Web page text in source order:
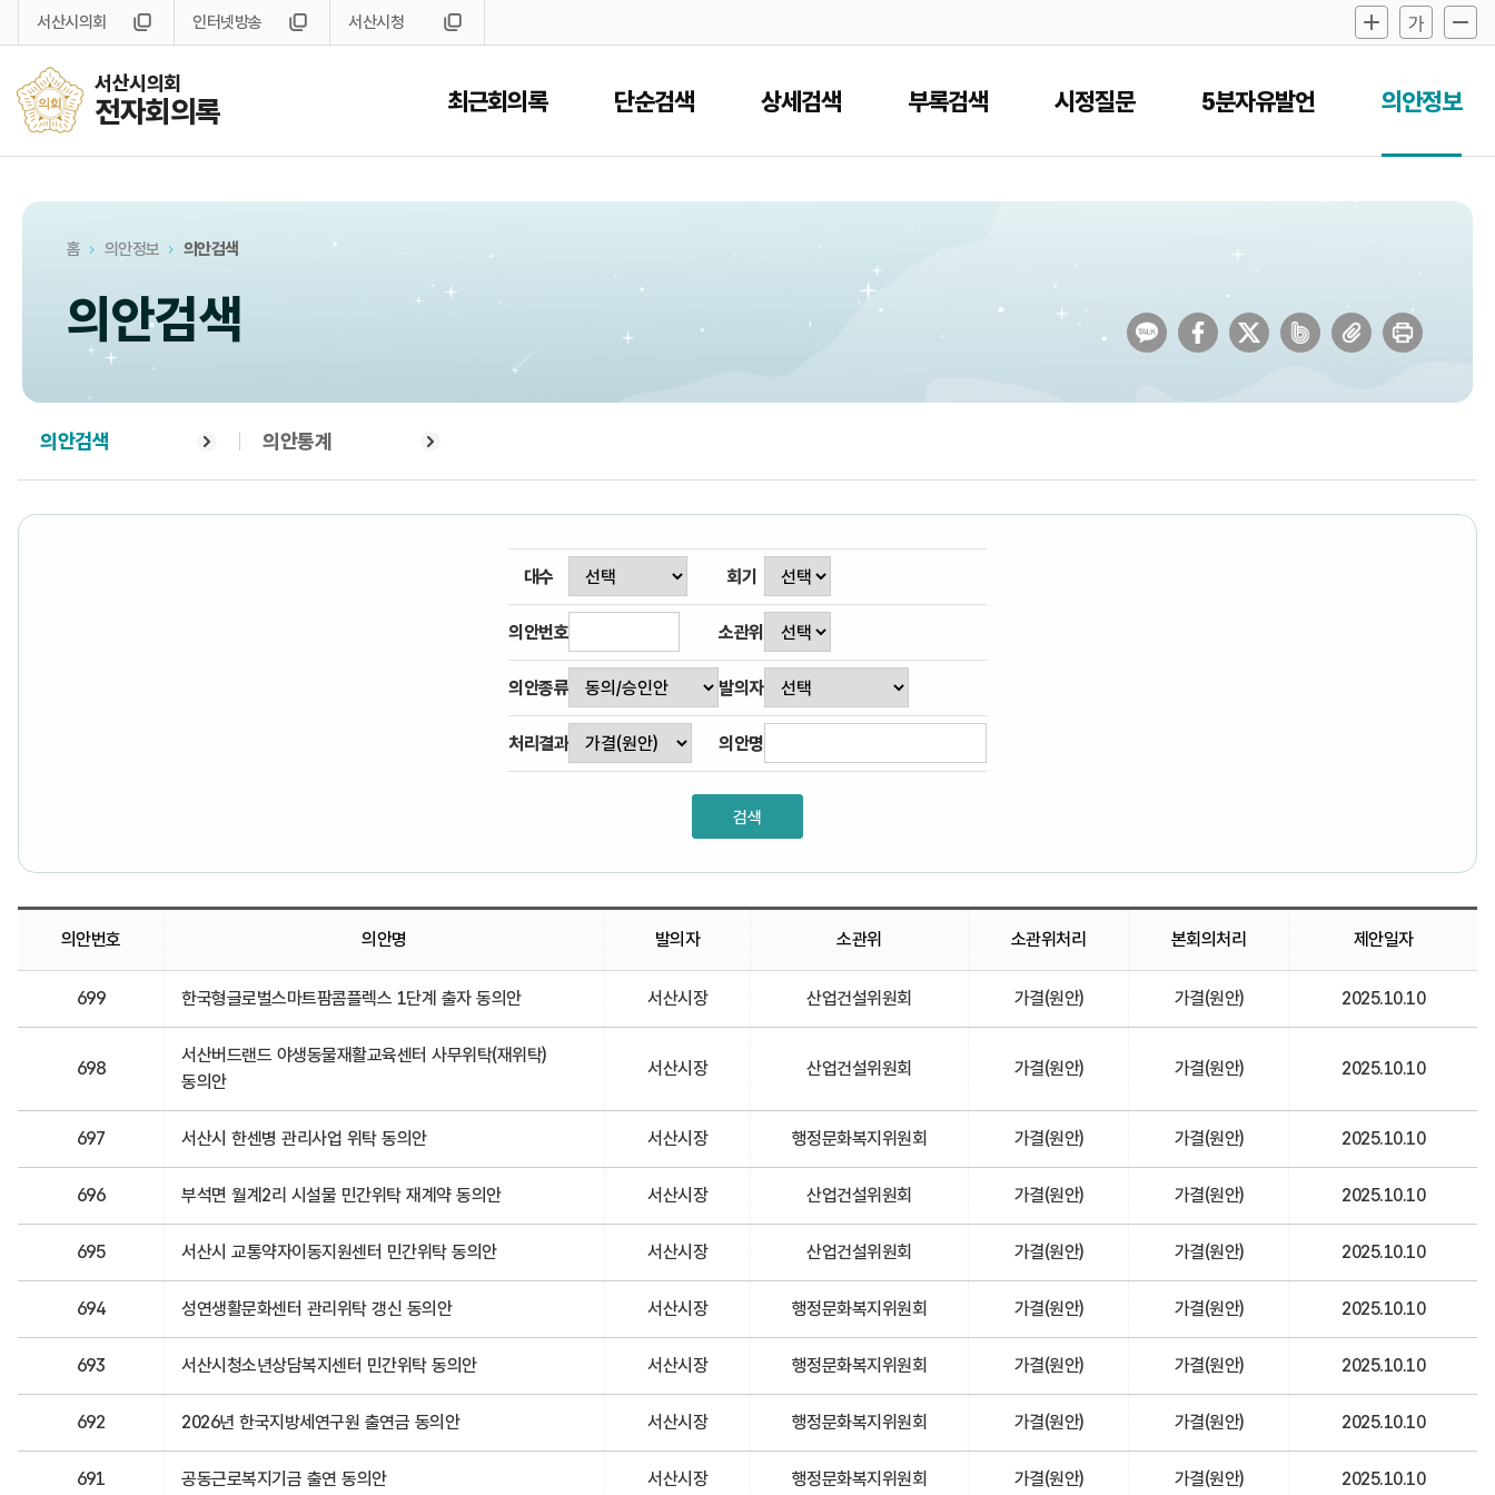
서산시의회
전자회의록
서산시의회 인터넷방송 서산시청
최근회의록 단순검색 상세검색 부록검색 시정질문 5분자유발언 의안정보
홈 의안정보 의안검색
의안검색
의안검색 의안통계
대수 회기
의안번호 소관위
의안종류 발의자
처리결과 의안명
의안번호 의안명 발의자 소관위 소관위처리 본회의처리 제안일자
699 한국형글로벌스마트팜콤플렉스 1단계 출자 동의안 서산시장 산업건설위원회 가결(원안) 가결(원안) 2025.10.10
698
서산버드랜드 야생동물재활교육센터 사무위탁(재위탁)
동의안
서산시장 산업건설위원회 가결(원안) 가결(원안) 2025.10.10
697 서산시 한센병 관리사업 위탁 동의안 서산시장 행정문화복지위원회 가결(원안) 가결(원안) 2025.10.10
696 부석면 월계2리 시설물 민간위탁 재계약 동의안 서산시장 산업건설위원회 가결(원안) 가결(원안) 2025.10.10
695 서산시 교통약자이동지원센터 민간위탁 동의안 서산시장 산업건설위원회 가결(원안) 가결(원안) 2025.10.10
694 성연생활문화센터 관리위탁 갱신 동의안 서산시장 행정문화복지위원회 가결(원안) 가결(원안) 2025.10.10
693 서산시청소년상담복지센터 민간위탁 동의안 서산시장 행정문화복지위원회 가결(원안) 가결(원안) 2025.10.10
692 2026년 한국지방세연구원 출연금 동의안 서산시장 행정문화복지위원회 가결(원안) 가결(원안) 2025.10.10
691 공동근로복지기금 출연 동의안 서산시장 행정문화복지위원회 가결(원안) 가결(원안) 2025.10.10